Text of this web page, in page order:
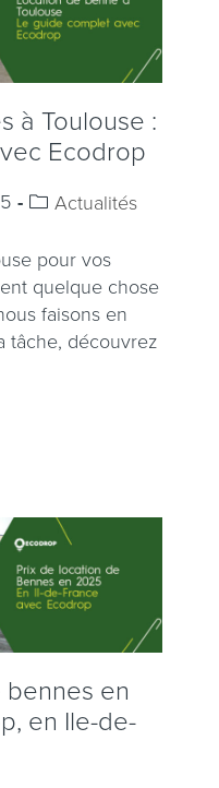
à Toulouse :
Ecodrop
Actualités
pour vos
quelque chose
faisons en
tâche, découvrez
en
en Ile-de-